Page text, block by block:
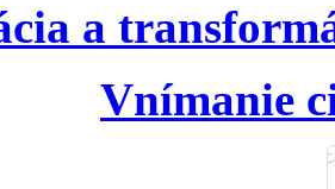
a
Vnímanie